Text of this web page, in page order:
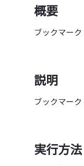
概要
ブックマー
説明
ブックマー
実行方法